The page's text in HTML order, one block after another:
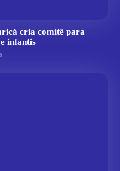
cria comitê para
infantis